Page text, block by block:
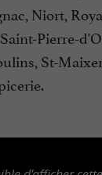
Niort,
Pierre-
St-